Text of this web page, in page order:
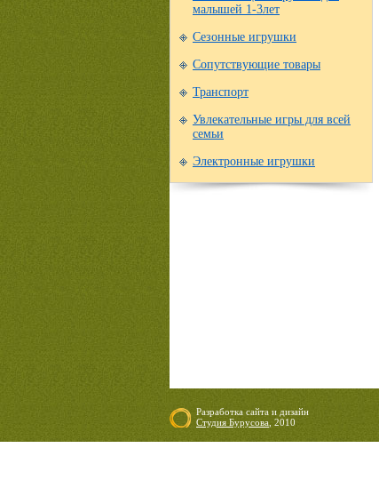
малышей 1-3лет
Сезонные игрушки
Сопутствующие товары
Транспорт
Увлекательные игры для всей
семьи
Электронные игрушки
Разработка сайта и дизайн
Студия Бурусова , 2010